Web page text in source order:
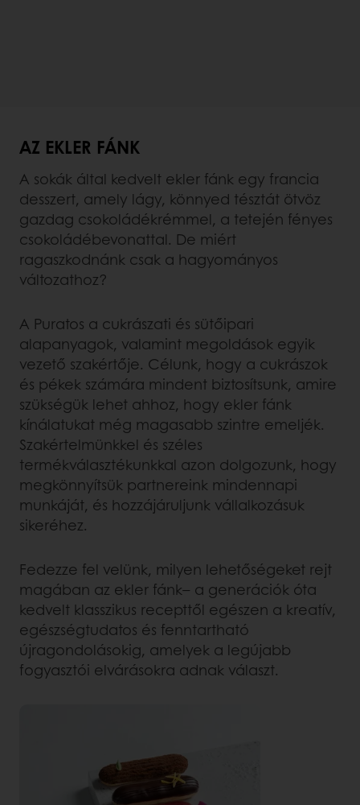
AZ EKLER FÁNK
A sokák által kedvelt ekler fánk egy francia
desszert, amely lágy, könnyed tésztát ötvöz
gazdag csokoládékrémmel, a tetején fényes
csokoládébevonattal. De miért
ragaszkodnánk csak a hagyományos
változathoz?
A Puratos a cukrászati és sütőipari
alapanyagok, valamint megoldások egyik
vezető szakértője. Célunk, hogy a cukrászok
és pékek számára mindent biztosítsunk, amire
szükségük lehet ahhoz, hogy ekler fánk
kínálatukat még magasabb szintre emeljék.
Szakértelmünkkel és széles
termékválasztékunkkal azon dolgozunk, hogy
megkönnyítsük partnereink mindennapi
munkáját, és hozzájáruljunk vállalkozásuk
sikeréhez.
Fedezze fel velünk, milyen lehetőségeket rejt
magában az ekler fánk– a generációk óta
kedvelt klasszikus recepttől egészen a kreatív,
egészségtudatos és fenntartható
újragondolásokig, amelyek a legújabb
fogyasztói elvárásokra adnak választ.